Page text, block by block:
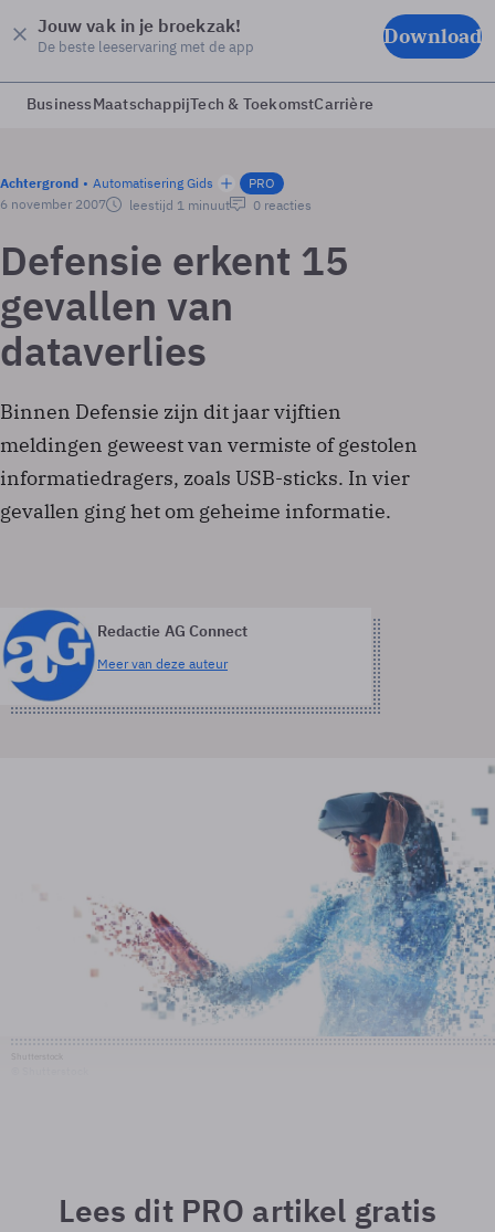
Jouw vak in je broekzak!
De beste leeservaring met de app Download
BusinessMaatschappijTech & ToekomstCarrière
Achtergrond Automatisering Gids
PRO
6 november 2007
leestijd 1 minuut 0 reacties
Defensie erkent 15
gevallen van
dataverlies
Binnen Defensie zijn dit jaar vijftien
meldingen geweest van vermiste of gestolen
informatiedragers, zoals USB-sticks. In vier
gevallen ging het om geheime informatie.
Redactie AG Connect
Meer van deze auteur
Lees dit PRO artikel gratis